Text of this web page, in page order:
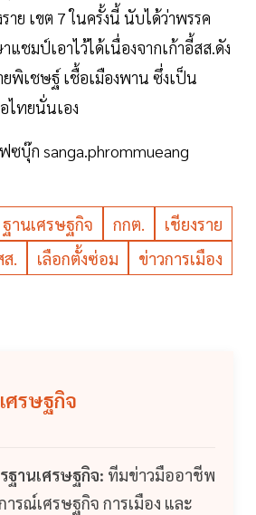
าย เขต 7 ในครั้งนี้ นับได้ว่าพรรค
แชมป์เอาไว้ได้เนื่องจากเก้าอี้สส.ดัง
ยพิเชษฐ์ เชื้อเมืองพาน ซึ่งเป็น
ไทยนั่นเอง
ซบุ๊ก sanga.phrommueang
ฐานเศรษฐกิจ กกต.
เชียงราย
ส. เลือกตั้งซ่อม
ข่าวการเมือง
ศรษฐกิจ
ฐานเศรษฐกิจ: ทีมข่าวมืออาชีพ
รณ์เศรษฐกิจ การเมือง และ